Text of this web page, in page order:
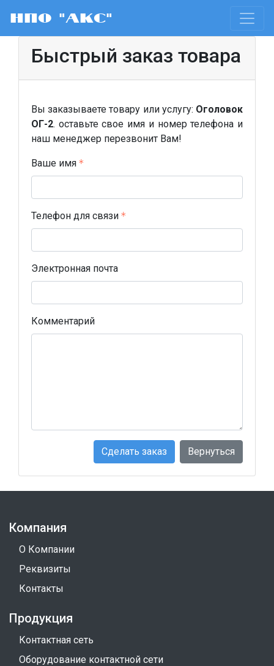
НПО "АКС"
Быстрый заказ товара
Вы заказываете товару или услугу: Оголовок
ОГ-2. оставьте свое имя и номер телефона и
наш менеджер перезвонит Вам!
Ваше имя
Телефон для связи
Электронная почта
Комментарий
Сделать заказ Вернуться
Компания
О Компании
Реквизиты
Контакты
Продукция
Контактная сеть
Оборудование контактной сети